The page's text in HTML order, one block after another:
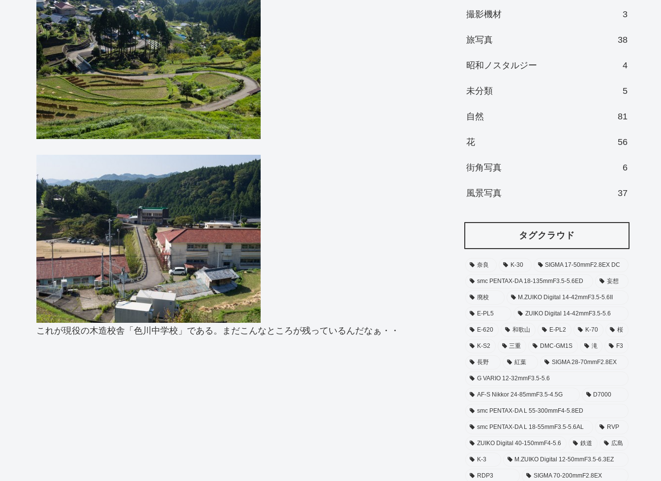
これが現役の木造校舎「色川中学校」である。まだこんなところが残っているんだなぁ・・
撮影機材 3
旅写真 38
昭和ノスタルジー 4
未分類 5
自然 81
花 56
街角写真 6
風景写真 37
タグクラウド
奈良 K-30 SIGMA 17-50mmF2.8EX DC
smc PENTAX-DA 18-135mmF3.5-5.6ED 妄想
廃校 M.ZUIKO Digital 14-42mmF3.5-5.6II
E-PL5 ZUIKO Digital 14-42mmF3.5-5.6
E-620 和歌山 E-PL2 K-70 桜
K-S2 三重 DMC-GM1S 滝 F3
長野 紅葉 SIGMA 28-70mmF2.8EX
G VARIO 12-32mmF3.5-5.6
AF-S Nikkor 24-85mmF3.5-4.5G D7000
smc PENTAX-DA L 55-300mmF4-5.8ED
smc PENTAX-DA L 18-55mmF3.5-5.6AL RVP
ZUIKO Digital 40-150mmF4-5.6 鉄道 広島
K-3 M.ZUIKO Digital 12-50mmF3.5-6.3EZ
RDP3 SIGMA 70-200mmF2.8EX